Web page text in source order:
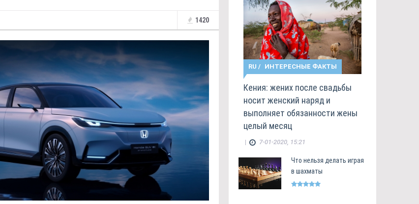
1420
RU / ИНТЕРЕСНЫЕ ФАКТЫ
Кения: жених после свадьбы
носит женский наряд и
выполняет обязанности жены
целый месяц
| 7-01-2020, 15:21
Что нельзя делать играя
в шахматы